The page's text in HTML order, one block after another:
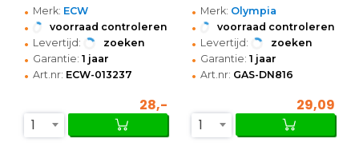
• Merk: ECW
• voorraad controleren
• Levertijd: zoeken
• Garantie: 1 jaar
• Art.nr: ECW-013237
28,-
1
• Merk: Olympia
• voorraad controleren
• Levertijd: zoeken
• Garantie: 1 jaar
• Art.nr: GAS-DN816
29,09
1